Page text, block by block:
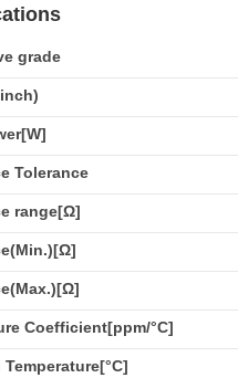
grade
Tolerance
range[Ω]
Coefficient[ppm/°C]